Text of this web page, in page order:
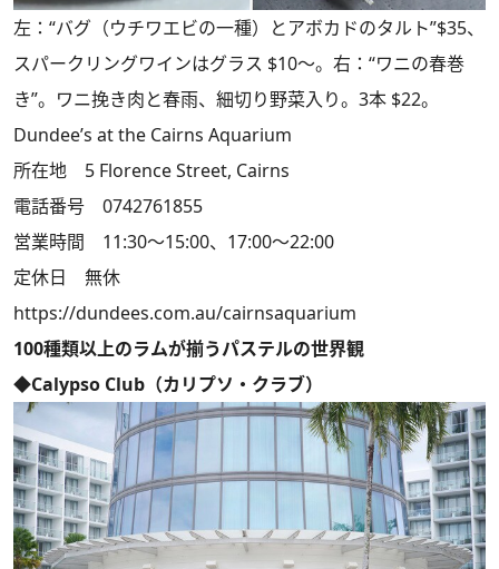
左：“バグ（ウチワエビの一種）とアボカドのタルト”$35、
スパークリングワインはグラス $10～。右：“ワニの春巻
き”。ワニ挽き肉と春雨、細切り野菜入り。3本 $22。
Dundee’s at the Cairns Aquarium
所在地 5 Florence Street, Cairns
電話番号 0742761855
営業時間 11:30～15:00、17:00～22:00
定休日 無休
https://dundees.com.au/cairnsaquarium
100種類以上のラムが揃うパステルの世界観
◆Calypso Club（カリプソ・クラブ）